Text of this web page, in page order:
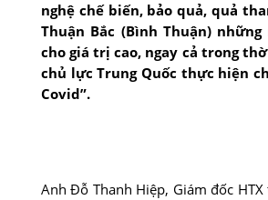
nghệ chế biến, bảo quả, quả
Thuận Bắc (Bình Thuận)
cho giá trị cao, ngay cả trong
chủ lực Trung Quốc thực hiện
Covid”.
Anh Đỗ Thanh Hiệp, Giám đốc